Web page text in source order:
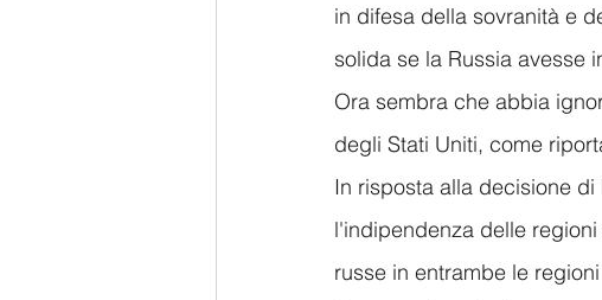
in difesa della sovranità e
solida se la Russia avesse
Ora sembra che abbia
degli Stati Uniti, come
In risposta alla decisione
l'indipendenza delle
russe in entrambe le